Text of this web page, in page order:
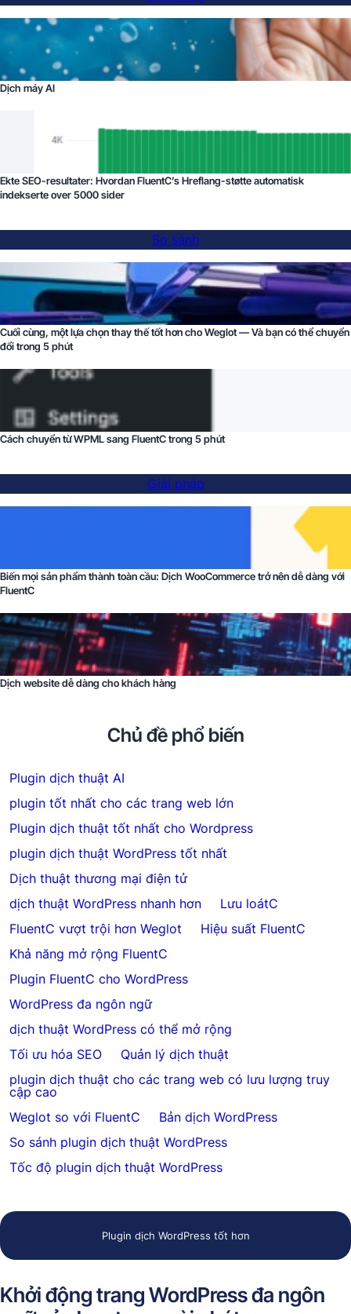
Dịch máy AI
Ekte SEO-resultater: Hvordan FluentC’s Hreflang-støtte automatisk
indekserte over 5000 sider
So sánh
Cuối cùng, một lựa chọn thay thế tốt hơn cho Weglot — Và bạn có thể chuyển
đổi trong 5 phút
Cách chuyển từ WPML sang FluentC trong 5 phút
Giải pháp
Biến mọi sản phẩm thành toàn cầu: Dịch WooCommerce trở nên dễ dàng với
FluentC
Dịch website dễ dàng cho khách hàng
Chủ đề phổ biến
Plugin dịch thuật AI
plugin tốt nhất cho các trang web lớn
Plugin dịch thuật tốt nhất cho Wordpress
plugin dịch thuật WordPress tốt nhất
Dịch thuật thương mại điện tử
dịch thuật WordPress nhanh hơn
Lưu loátC
FluentC vượt trội hơn Weglot
Hiệu suất FluentC
Khả năng mở rộng FluentC
Plugin FluentC cho WordPress
WordPress đa ngôn ngữ
dịch thuật WordPress có thể mở rộng
Tối ưu hóa SEO
Quản lý dịch thuật
plugin dịch thuật cho các trang web có lưu lượng truy
cập cao
Weglot so với FluentC
Bản dịch WordPress
So sánh plugin dịch thuật WordPress
Tốc độ plugin dịch thuật WordPress
Plugin dịch WordPress tốt hơn
Khởi động trang WordPress đa ngôn